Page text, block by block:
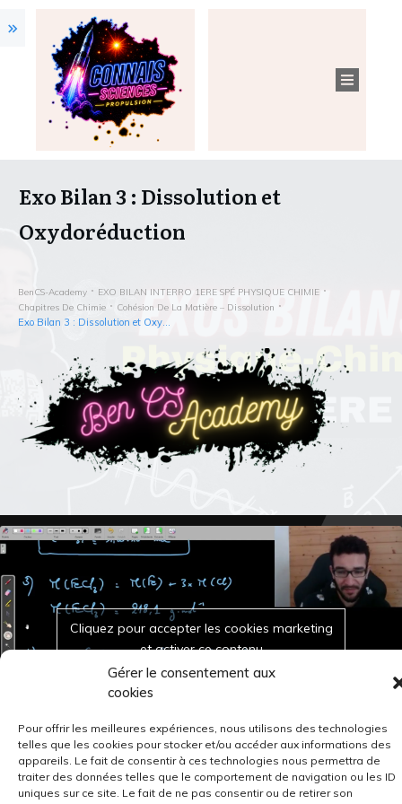
Gérer le consentement aux
cookies
Pour offrir les meilleures expériences, nous utilisons des technologies
telles que les cookies pour stocker et/ou accéder aux informations des
appareils. Le fait de consentir à ces technologies nous permettra de
traiter des données telles que le comportement de navigation ou les ID
uniques sur ce site. Le fait de ne pas consentir ou de retirer son
Exo Bilan 3 : Dissolution et
Oxydoréduction
BenCS-Academy
EXO BILAN INTERRO 1ERE SPÉ PHYSIQUE CHIMIE
Chapitres De Chimie
Cohésion De La Matière – Dissolution
Exo Bilan 3 : Dissolution et Oxydoréduction
Cliquez pour accepter les cookies marketing
et activer ce contenu